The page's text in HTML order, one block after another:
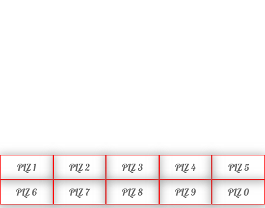
PLZ 1 PLZ 2 PLZ 3 PLZ 4 PLZ 5
PLZ 6 PLZ 7 PLZ 8 PLZ 9 PLZ 0